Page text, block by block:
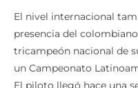
presencia del
tricampeón nacional de
un Campeonato
El piloto llegó hace una